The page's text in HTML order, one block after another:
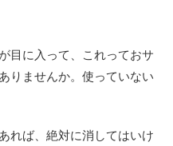
目に入って、これっておサ
りませんか。使っていない
れば、絶対に消してはいけ